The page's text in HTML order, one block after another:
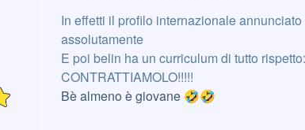
In effetti il profilo internazionale
assolutamente
E poi belin ha un curriculum di tutto
CONTRATTIAMOLO!!!!!
Bè almeno è giovane 🤣🤣